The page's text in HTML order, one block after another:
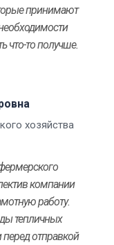
принимают
что-то получше.
хозяйства
компании
работу.
тепличных
отправкой